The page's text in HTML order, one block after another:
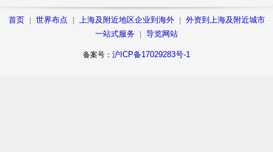
首页 | 世界布点 | 上海及附近地区企业到海外 |
外资到上海及附近城市
一站式服务
| 导览网站
备案号： 沪ICP备17029283号-1